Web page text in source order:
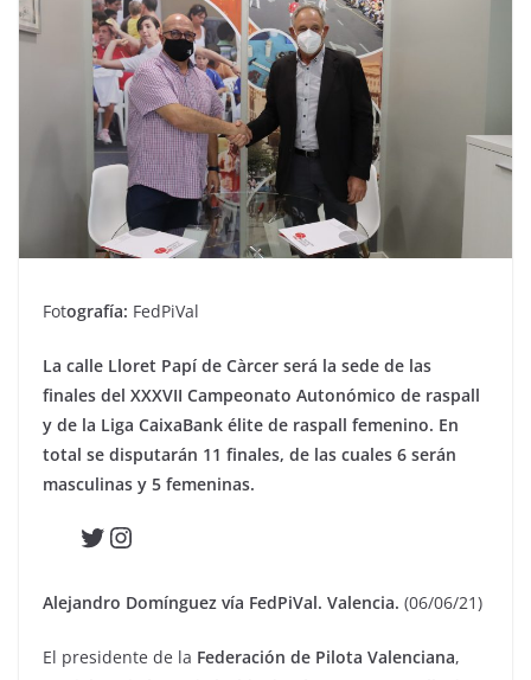
Fotografía: FedPiVal
La calle Lloret Papí de Càrcer será la sede de las
finales del XXXVII Campeonato Autonómico de raspall
y de la Liga CaixaBank élite de raspall femenino. En
total se disputarán 11 finales, de las cuales 6 serán
masculinas y 5 femeninas.
Twitter
Instagram
Alejandro Domínguez vía FedPiVal. Valencia. (06/06/21)
El presidente de la Federación de Pilota Valenciana,